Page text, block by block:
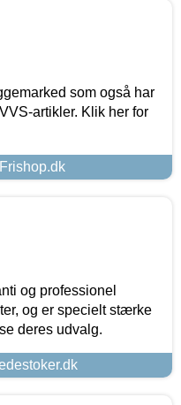
som også har
artikler. Klik her for
og professionel
og er specielt stærke
deres udvalg.